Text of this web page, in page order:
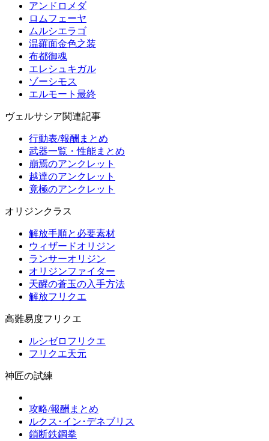
アンドロメダ
ロムフェーヤ
ムルシエラゴ
温羅面金色之装
布都御魂
エレシュキガル
ゾーシモス
エルモート最終
ヴェルサシア関連記事
行動表/報酬まとめ
武器一覧・性能まとめ
崩焉のアンクレット
越達のアンクレット
竟極のアンクレット
オリジンクラス
解放手順と必要素材
ウィザードオリジン
ランサーオリジン
オリジンファイター
天醒の蒼玉の入手方法
解放フリクエ
高難易度フリクエ
ルシゼロフリクエ
フリクエ天元
神匠の試練
攻略/報酬まとめ
ルクス･イン･デネブリス
鎖断鉄鋼拳